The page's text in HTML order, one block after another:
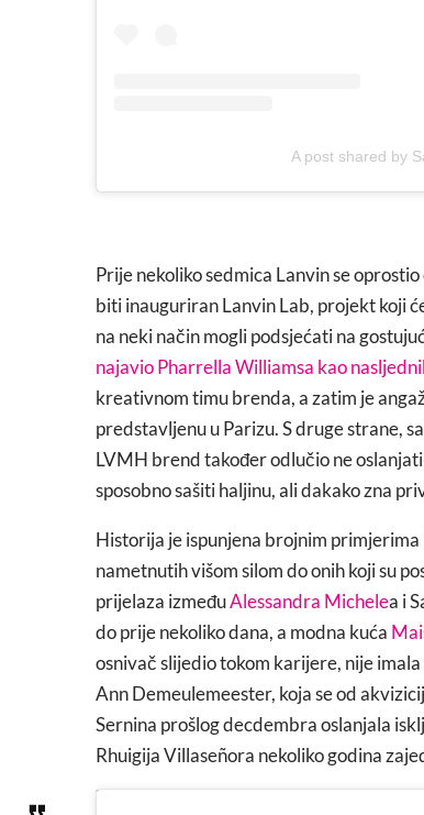
A post shared by
Prije nekoliko sedmica Lanvin se
biti inauguriran Lanvin Lab, projekt koji
na neki način mogli podsjećati na
najavio Pharrella Williamsa kao
kreativnom timu brenda, a zatim je
predstavljenu u Parizu. S druge strane,
LVMH brend također odlučio ne
sposobno sašiti haljinu, ali dakako zna
Historija je ispunjena brojnim
nametnutih višom silom do onih koji su
prijelaza izmeđuAlessandra Michelea i
do prije nekoliko dana, a modna kuća
osnivač slijedio tokom karijere, nije
Ann Demeulemeester, koja se od
Sernina prošlog decdembra oslanjala
Rhuigija Villaseñora nekoliko godina